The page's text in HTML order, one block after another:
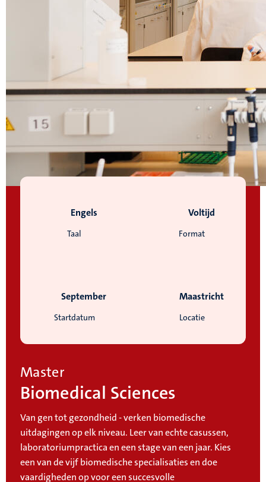
Taal
Engels
Format
Voltijd
Startdatum
September
Locatie
Maastricht
Master
Biomedical Sciences
Van gen tot gezondheid - verken biomedische
uitdagingen op elk niveau. Leer van echte casussen,
laboratoriumpractica en een stage van een jaar. Kies
een van de vijf biomedische specialisaties en doe
vaardigheden op voor een succesvolle